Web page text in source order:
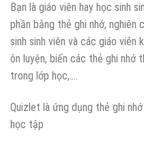
Bạn là giáo viên hay học sinh
phần bằng thẻ ghi nhớ,
sinh sinh viên và các giáo viên
ôn luyện, biến các thẻ ghi nhớ
trong lớp học,….
Quizlet là ứng dụng thẻ ghi
học tập